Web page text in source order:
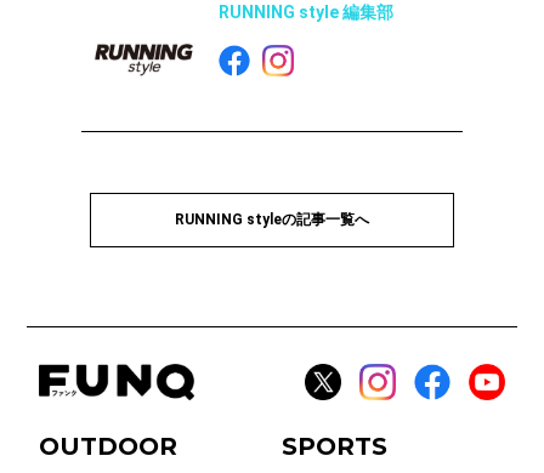
RUNNING style 編集部
RUNNING styleの記事一覧へ
OUTDOOR
SPORTS